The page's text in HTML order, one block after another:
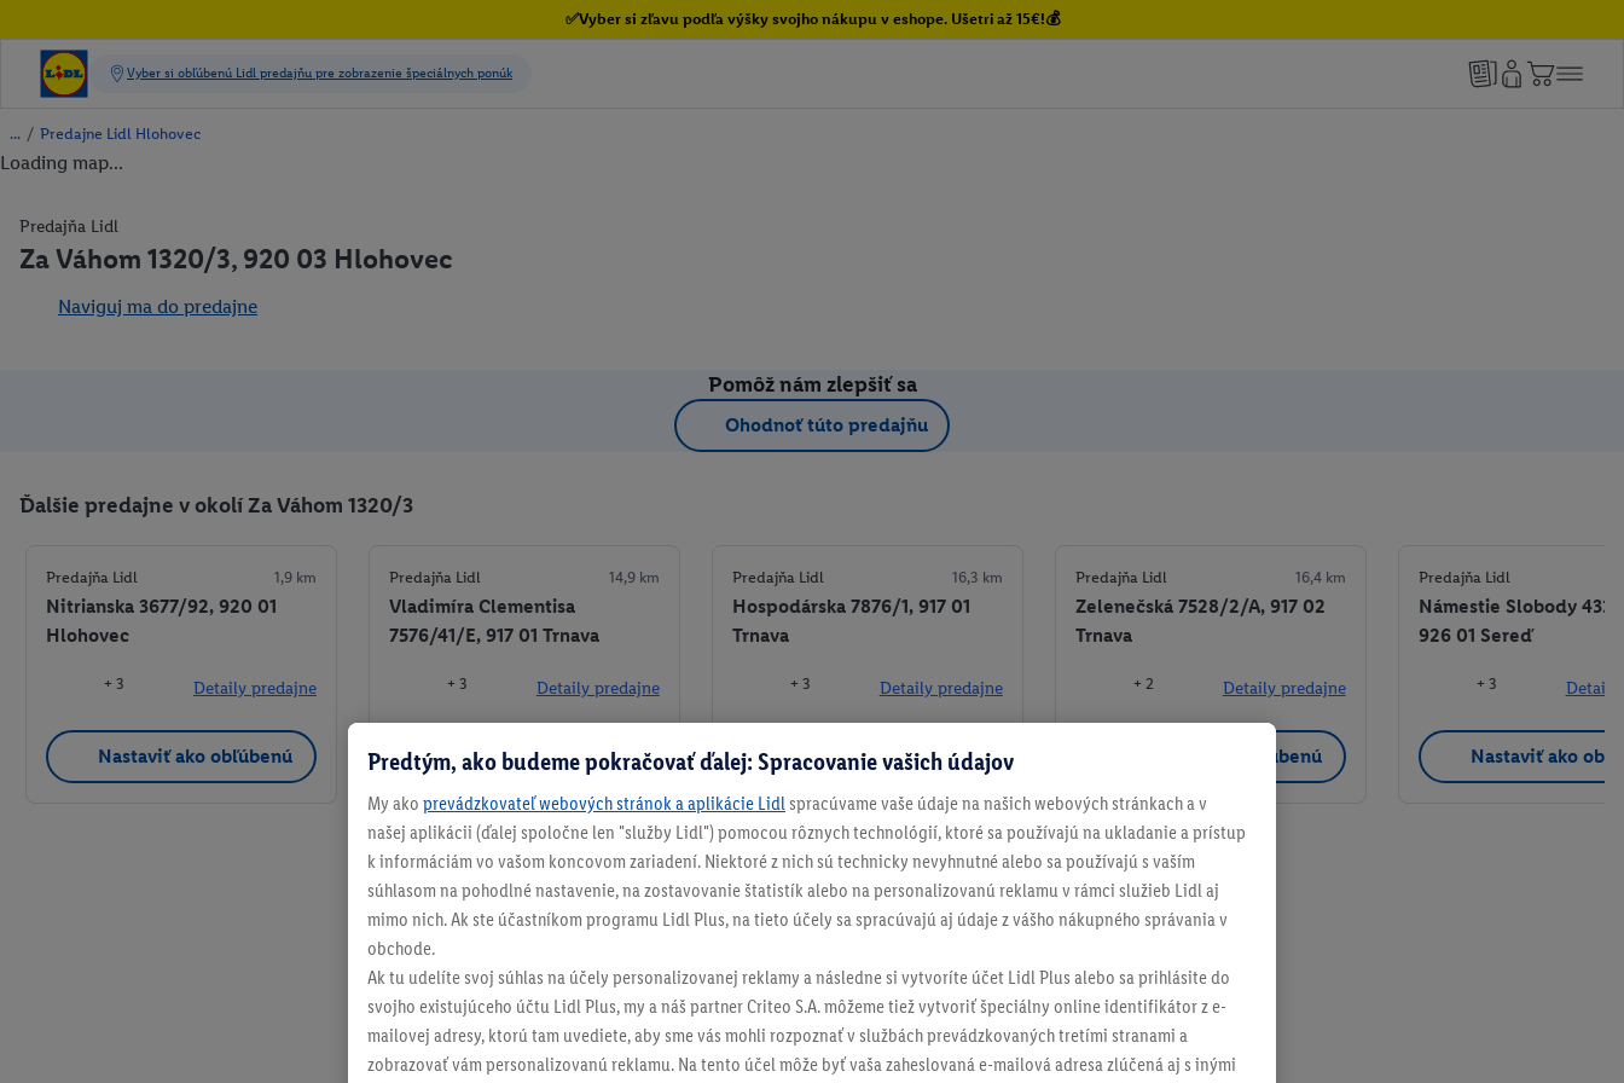
✅Vyber si zľavu podľa výšky svojho nákupu v eshope. Ušetri až 15€!💰
/ Predajne Lidl Hlohovec
Loading map...
Predajňa Lidl
Za Váhom 1320/3, 920 03 Hlohovec
Naviguj ma do predajne
Pomôž nám zlepšiť sa
Ohodnoť túto predajňu
Ďalšie predajne v okolí Za Váhom 1320/3
Predajňa Lidl 1,9 km
Nitrianska 3677/92, 920 01
Hlohovec
+ 3 Detaily predajne
Nastaviť ako obľúbenú
Predajňa Lidl 14,9 km
Vladimíra Clementisa
7576/41/E, 917 01 Trnava
+ 3 Detaily predajne
Nastaviť ako obľúbenú
Predajňa Lidl 16,3 km
Hospodárska 7876/1, 917 01
Trnava
+ 3 Detaily predajne
Nastaviť ako obľúbenú
Predajňa Lidl 16,4 km
Zelenečská 7528/2/A, 917 02
Trnava
+ 2 Detaily predajne
Nastaviť ako obľúbenú
Predajňa Lidl
Námestie Slobody
926 01 Sereď
+ 3 Detaily
Nastaviť ako
Nastaviť ako obľúbenú
Predtým, ako budeme pokračovať ďalej: Spracovanie vašich údajov
My ako prevádzkovateľ webových stránok a aplikácie Lidl spracúvame vaše údaje na našich webových stránkach a v
našej aplikácii (ďalej spoločne len "služby Lidl") pomocou rôznych technológií, ktoré sa používajú na ukladanie a prístup
k informáciám vo vašom koncovom zariadení. Niektoré z nich sú technicky nevyhnutné alebo sa používajú s vaším
súhlasom na pohodlné nastavenie, na zostavovanie štatistík alebo na personalizovanú reklamu v rámci služieb Lidl aj
mimo nich. Ak ste účastníkom programu Lidl Plus, na tieto účely sa spracúvajú aj údaje z vášho nákupného správania v
obchode.
Ak tu udelíte svoj súhlas na účely personalizovanej reklamy a následne si vytvoríte účet Lidl Plus alebo sa prihlásite do
svojho existujúceho účtu Lidl Plus, my a náš partner Criteo S.A. môžeme tiež vytvoriť špeciálny online identifikátor z e-
mailovej adresy, ktorú tam uvediete, aby sme vás mohli rozpoznať v službách prevádzkovaných tretími stranami a
zobrazovať vám personalizovanú reklamu. Na tento účel môže byť vaša zaheslovaná e-mailová adresa zlúčená aj s inými